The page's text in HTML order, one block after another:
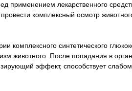
применением лекарственного
комплексный осмотр
комплексного синтетического
животного. После попадания в
эффект, способствует